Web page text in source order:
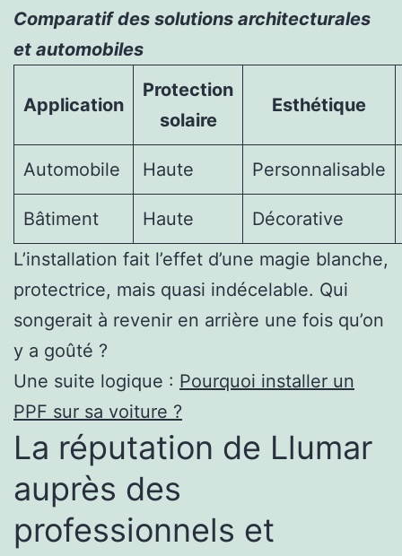
Comparatif des solutions architecturales
et automobiles
Application
Protection
solaire
Esthétique
Automobile Haute Personnalisable
Bâtiment Haute
Décorative
L’installation fait l’effet d’une magie blanche,
protectrice, mais quasi indécelable. Qui
songerait à revenir en arrière une fois qu’on
y a goûté ?
Une suite logique : Pourquoi installer un
PPF sur sa voiture ?
La réputation de Llumar
auprès des
professionnels et